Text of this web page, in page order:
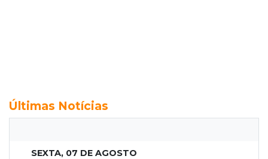
Últimas Notícias
SEXTA, 07 DE AGOSTO